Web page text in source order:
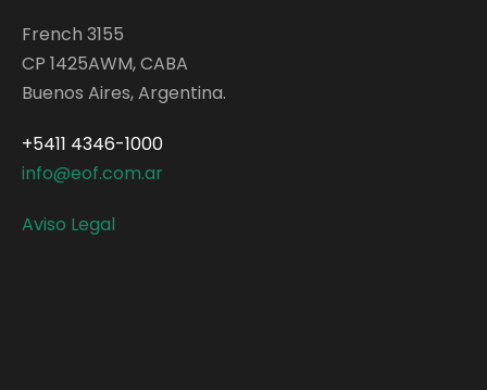
French 3155
CP 1425AWM, CABA
Buenos Aires, Argentina.
+5411 4346-1000
info@eof.com.ar
Aviso Legal